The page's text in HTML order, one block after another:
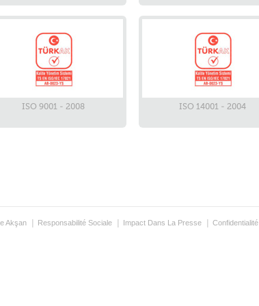
ISO 9001 - 2008 ISO 14001 - 2004
Akşan Responsabilité Sociale Impact Dans La Presse Confidentialité